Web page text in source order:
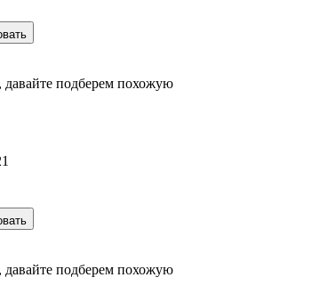
подберем похожую
подберем похожую